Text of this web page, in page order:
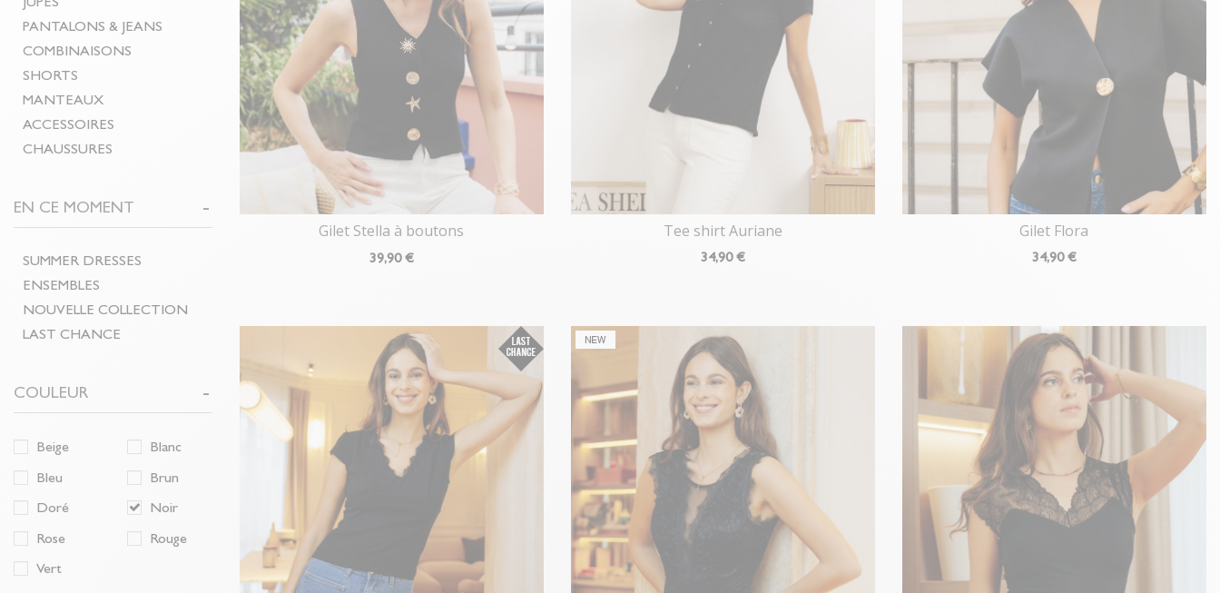
PANTALONS & JEANS
COMBINAISONS
SHORTS
MANTEAUX
ACCESSOIRES
CHAUSSURES
EN CE MOMENT
SUMMER DRESSES
ENSEMBLES
NOUVELLE COLLECTION
LAST CHANCE
COULEUR
Beige
Blanc
Bleu
Brun
Doré
Noir
Rose
Rouge
Vert
Gilet Stella à boutons
39,90 €
Tee shirt Auriane
34,90 €
Gilet Flora
34,90 €